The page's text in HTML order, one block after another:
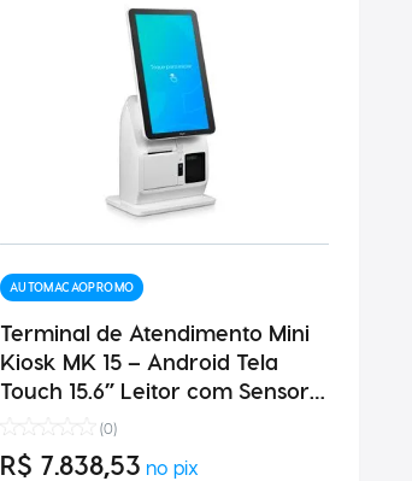
AUTOMACAOPROMO
Terminal de Atendimento Mini
Kiosk MK 15 – Android Tela
Touch 15.6” Leitor com Sensor
de Presença Impressora
250MM/S
(0)
R$ 7.838, 53